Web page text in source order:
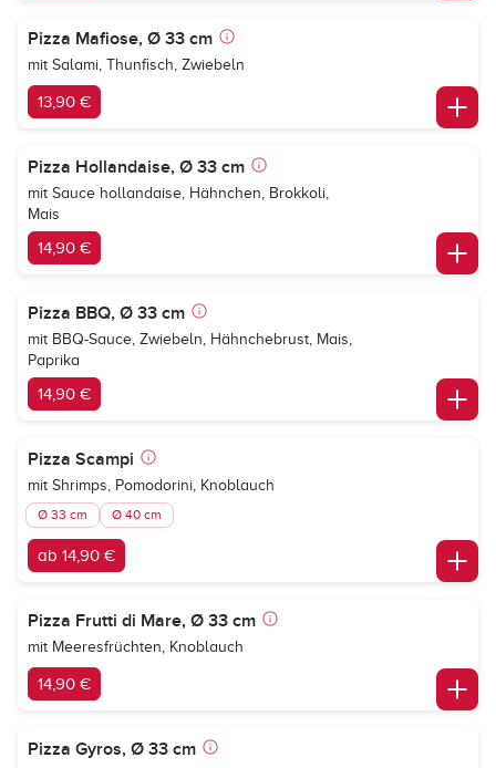
Pizza Mafiose, Ø 33 cm
mit Salami, Thunfisch, Zwiebeln
13,90 €
Pizza Hollandaise, Ø 33 cm
mit Sauce hollandaise, Hähnchen, Brokkoli,
Mais
14,90 €
Pizza BBQ, Ø 33 cm
mit BBQ-Sauce, Zwiebeln, Hähnchebrust, Mais,
Paprika
14,90 €
Pizza Scampi
mit Shrimps, Pomodorini, Knoblauch
Ø 33 cm Ø 40 cm
ab 14,90 €
Pizza Frutti di Mare, Ø 33 cm
mit Meeresfrüchten, Knoblauch
14,90 €
Pizza Gyros, Ø 33 cm